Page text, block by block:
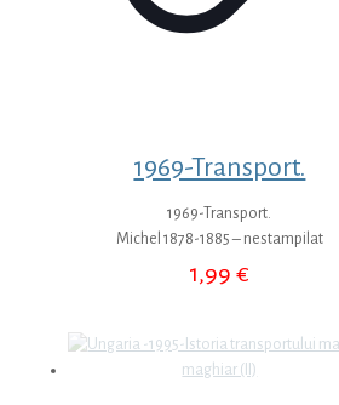
1969-Transport.
1969-Transport.
Michel 1878-1885 – nestampilat
1,99€